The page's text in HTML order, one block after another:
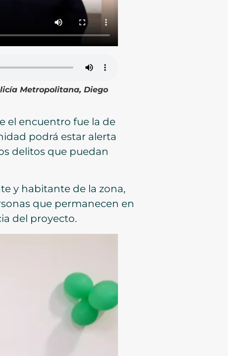
Metropolitana, Diego
el encuentro fue la de
podrá estar alerta
delitos que puedan
y habitante de la zona,
que permanecen en
del proyecto.